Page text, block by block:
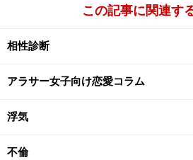
この記事に関連す
相性診断
アラサー女子向け恋愛コラム
浮気
不倫